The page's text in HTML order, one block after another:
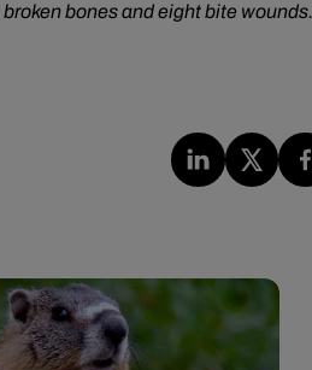
bones and eight bite wounds.